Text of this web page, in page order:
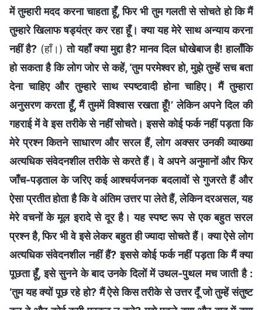
में तुम्हारी मदद करना चाहता हूँ, फिर भी तुम गलती से सोचते हो कि मैं
तुम्हारे खिलाफ षड्यंत्र कर रहा हूँ। क्या यह मेरे साथ अन्याय करना
नहीं है? (हाँ।)तो यहाँ क्या मुद्दा है? मानव दिल धोखेबाज है! हालाँकि
हो सकता है कि लोग जोर से कहें, ‘तुम परमेश्वर हो, मुझे तुम्हें सच बता
देना चाहिए और तुम्हारे साथ स्पष्टवादी होना चाहिए। मैं तुम्हारा
अनुसरण करता हूँ, मैं तुममें विश्वास रखता हूँ!’ लेकिन अपने दिल की
गहराई में वे इस तरीके से नहीं सोचते। इससे कोई फर्क नहीं पड़ता कि
मेरे प्रश्न कितने साधारण और सरल हैं, लोग अक्सर उनकी व्याख्या
अत्यधिक संवेदनशील तरीके से करते हैं। वे अपने अनुमानों और फिर
जाँच-पड़ताल के जरिए कई आश्चर्यजनक बदलावों से गुजरते हैं और
ऐसा प्रतीत होता है कि वे अंतिम उत्तर पा लेते हैं, लेकिन दरअसल, यह
मेरे वचनों के मूल इरादे से दूर है। यह स्पष्ट रूप से एक बहुत सरल
प्रश्न है, फिर भी वे इसे लेकर बहुत ही ज्यादा सोचते हैं। क्या ऐसे लोग
अत्यधिक संवेदनशील नहीं हैं? इससे कोई फर्क नहीं पड़ता कि मैं क्या
पूछता हूँ, इसे सुनने के बाद उनके दिलों में उथल-पुथल मच जाती है :
‘तुम यह क्यों पूछ रहे हो? मैं ऐसे किस तरीके से उत्तर दूँ जो तुम्हें संतुष्ट